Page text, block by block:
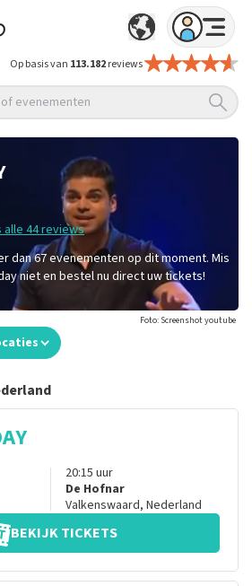
Op basis van 113.182reviews
evenementen
alle 44 reviews
dan 67 evenementen op dit moment. Mis
niet en bestel nu direct uw tickets!
Foto: Screenshot youtube
20:15 uur
De Hofnar
Valkenswaard, Nederland
BEKIJK TICKETS